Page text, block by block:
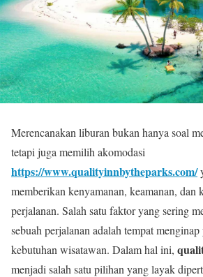
Merencanakan liburan bukan hanya soal
tetapi juga memilih akomodasi
https://www.qualityinnbytheparks.com/
memberikan kenyamanan, keamanan, dan
perjalanan. Salah satu faktor yang sering
sebuah perjalanan adalah tempat
kebutuhan wisatawan. Dalam hal ini,
menjadi salah satu pilihan yang layak